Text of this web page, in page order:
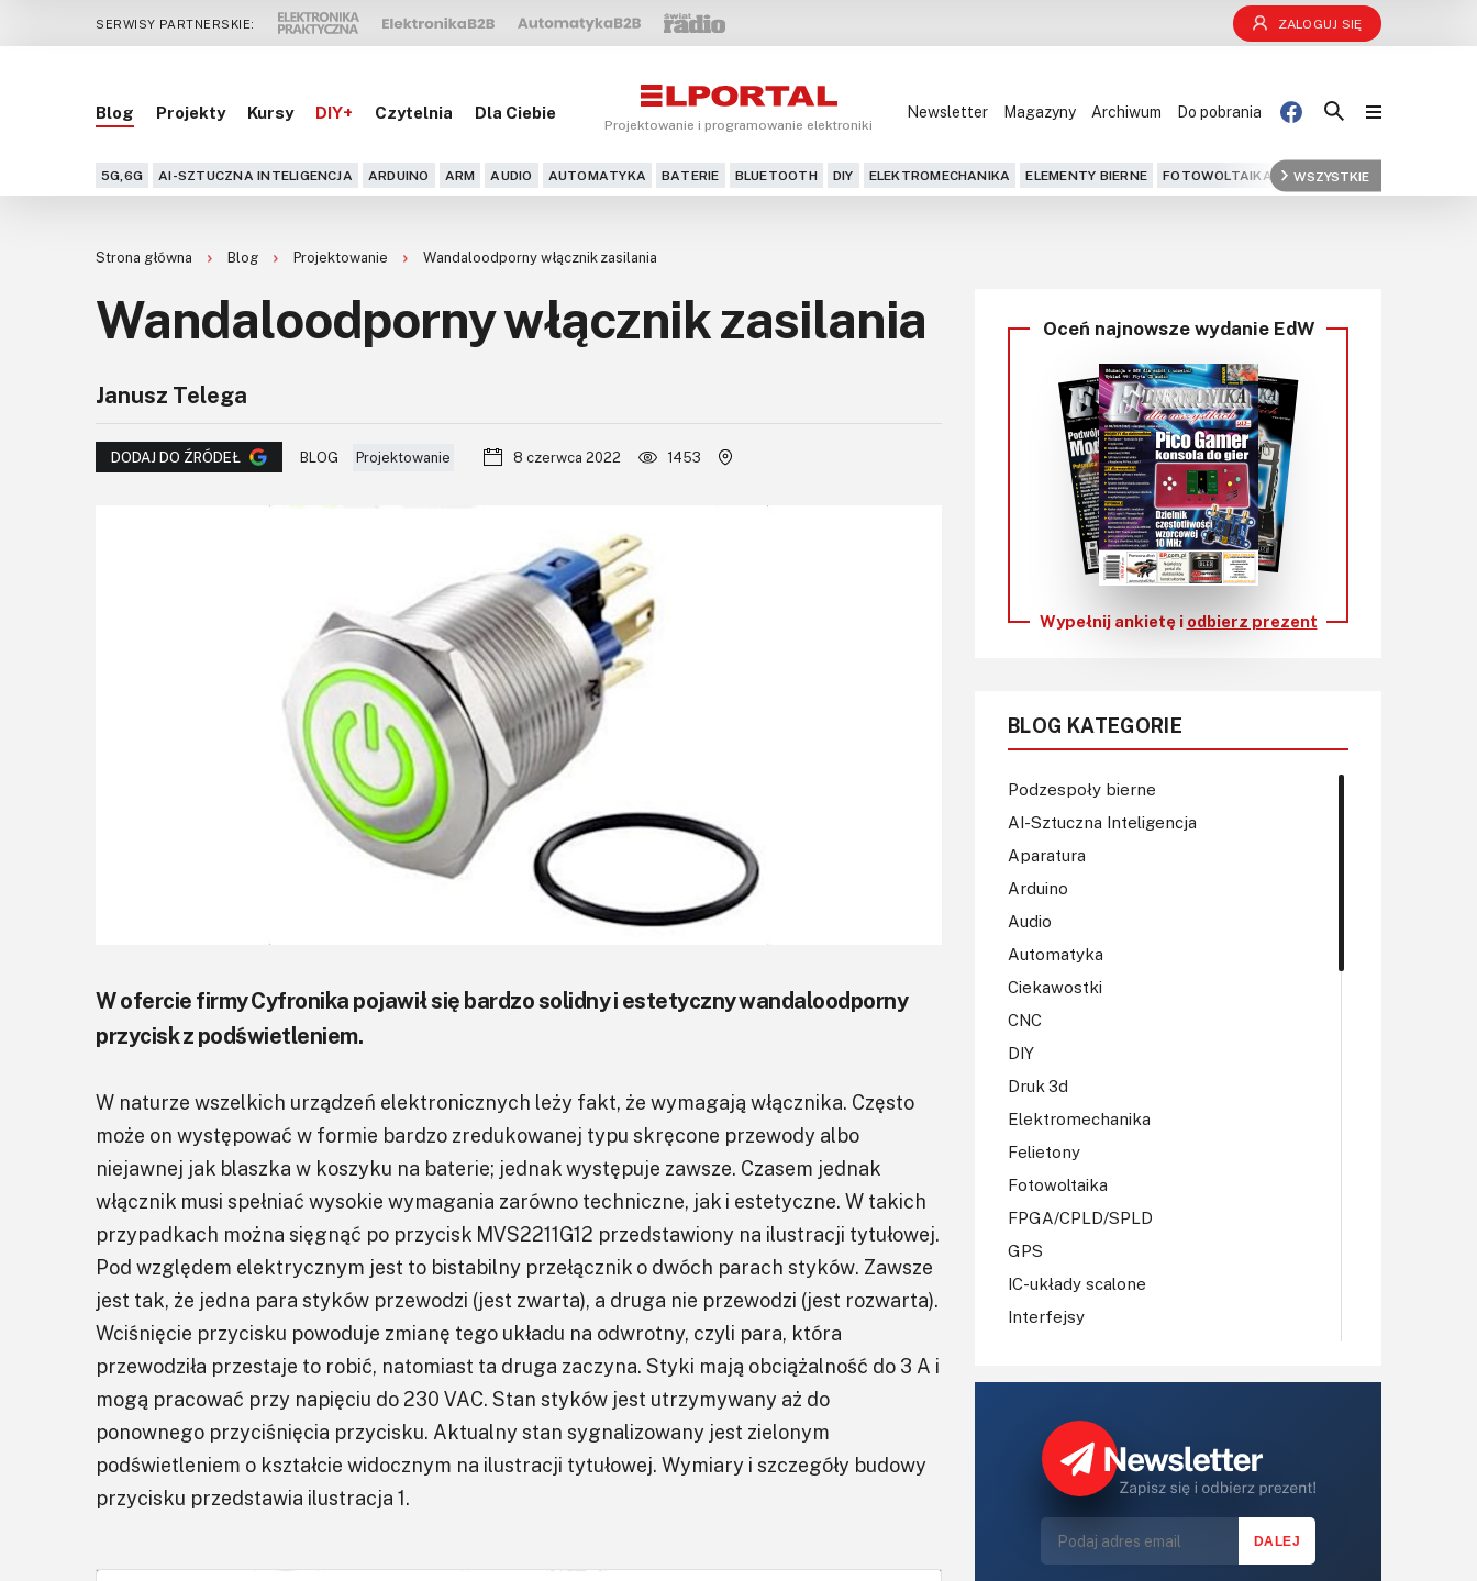
SERWISY PARTNERSKIE: ZALOGUJ SIĘ
Blog Projekty Kursy DIY+ Czytelnia Dla Ciebie
Projektowanie i programowanie elektroniki
Newsletter Magazyny Archiwum Do pobrania
5G,6G AI-SZTUCZNA INTELIGENCJA ARDUINO ARM AUDIO AUTOMATYKA BATERIE BLUETOOTH DIY ELEKTROMECHANIKA ELEMENTY BIERNE FOTOWOLTAIKA FPGA GPS
WSZYSTKIE
Blog
DIY+
Czytelnia
Dla Ciebie
KITy AVT
Kontakt
Do pobrania
Strona główna Blog Projektowanie Wandaloodporny włącznik zasilania
Wandaloodporny włącznik zasilania
Janusz Telega
DODAJ DO ŹRÓDEŁ BLOG Projektowanie 8 czerwca 2022 1453
W ofercie firmy Cyfronika pojawił się bardzo solidny i estetyczny wandaloodporny
przycisk z podświetleniem.
W naturze wszelkich urządzeń elektronicznych leży fakt, że wymagają włącznika. Często
może on występować w formie bardzo zredukowanej typu skręcone przewody albo
niejawnej jak blaszka w koszyku na baterie; jednak występuje zawsze. Czasem jednak
włącznik musi spełniać wysokie wymagania zarówno techniczne, jak i estetyczne. W takich
przypadkach można sięgnąć po przycisk MVS2211G12 przedstawiony na ilustracji tytułowej.
Pod względem elektrycznym jest to bistabilny przełącznik o dwóch parach styków. Zawsze
jest tak, że jedna para styków przewodzi (jest zwarta), a druga nie przewodzi (jest rozwarta).
Wciśnięcie przycisku powoduje zmianę tego układu na odwrotny, czyli para, która
przewodziła przestaje to robić, natomiast ta druga zaczyna. Styki mają obciążalność do 3 A i
mogą pracować przy napięciu do 230 VAC. Stan styków jest utrzymywany aż do
ponownego przyciśnięcia przycisku. Aktualny stan sygnalizowany jest zielonym
podświetleniem o kształcie widocznym na ilustracji tytułowej. Wymiary i szczegóły budowy
przycisku przedstawia ilustracja 1.
Oceń najnowsze wydanie EdW
Wypełnij ankietę i odbierz prezent
BLOG KATEGORIE
Podzespoły bierne
AI-Sztuczna Inteligencja
Aparatura
Arduino
Audio
Automatyka
Ciekawostki
CNC
DIY
Druk 3d
Elektromechanika
Felietony
Fotowoltaika
FPGA/CPLD/SPLD
GPS
IC-układy scalone
Interfejsy
Koła Naukowe
Książki
Lasery
LED/LCD/OLED
Mechatronika